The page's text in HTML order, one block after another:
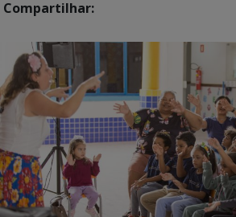
Compartilhar: